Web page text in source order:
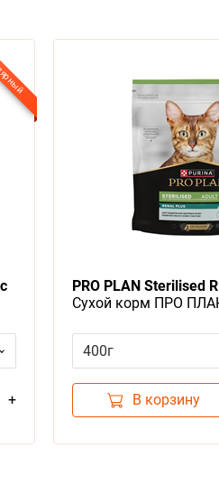
+
PRO PLAN Sterilised
Сухой корм ПРО
почек после
400г
В корзину